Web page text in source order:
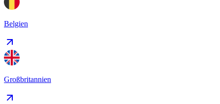
Belgien
Großbritannien